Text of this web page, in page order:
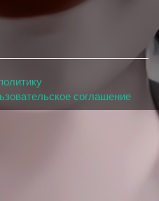
соглашение